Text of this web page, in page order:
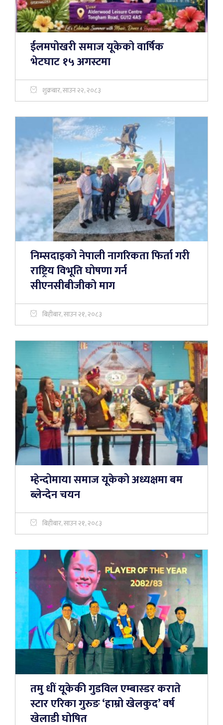
ईलमपोखरी समाज यूकेको वार्षिक
भेटघाट १५ अगस्टमा
शुक्रबार, साउन २२, २०८३
निम्सदाइको नेपाली नागरिकता फिर्ता गरी
राष्ट्रिय विभूति घोषणा गर्न
सीएनसीबीजीको माग
बिहीबार, साउन २१, २०८३
म्हेन्दोमाया समाज यूकेको अध्यक्षमा बम
ब्लेन्देन चयन
बिहीबार, साउन २१, २०८३
तमु धीं यूकेकी गुडविल एम्बास्डर कराते
स्टार एरिका गुरुङ ‘हाम्रो खेलकुद’ वर्ष
खेलाडी घोषित